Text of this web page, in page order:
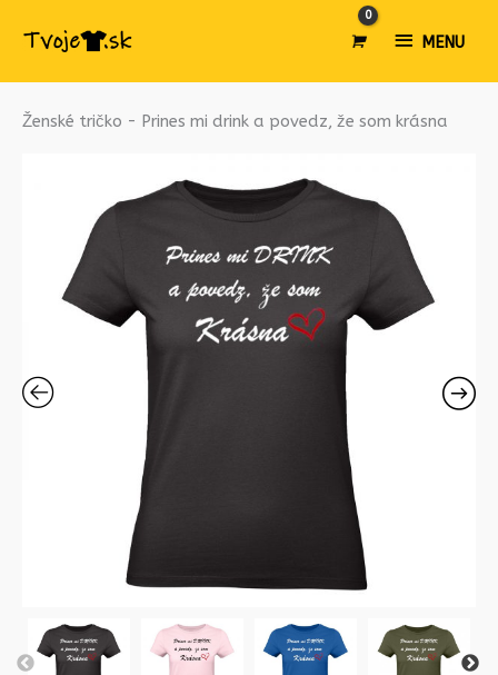
MENU
MENU
Ženské tričko - Prines mi drink a povedz, že som krásna
množstvo
drink
že